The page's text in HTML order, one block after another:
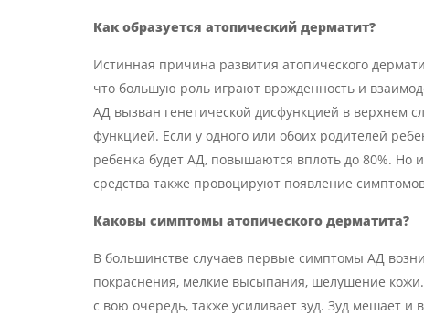
Как образуется атопический дерматит?
Истинная причина развития атопического
что большую роль играют врожденность и
АД вызван генетической дисфункцией в верхнем
функцией. Если у одного или обоих родителей
ребенка будет АД, повышаются вплоть до 80%.
средства также провоцируют появление
Каковы симптомы атопического дерматита?
В большинстве случаев первые симптомы АД
покраснения, мелкие высыпания, шелушение
с вою очередь, также усиливает зуд. Зуд мешает и